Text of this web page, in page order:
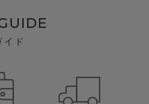
イド